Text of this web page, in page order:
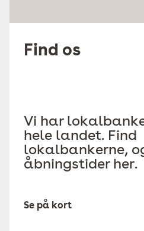
Find os
Vi har
hele landet. Find
lokalbankerne,
åbningstider her.
Se på kort